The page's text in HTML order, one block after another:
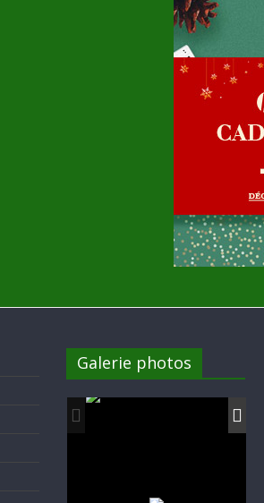
Galerie photos